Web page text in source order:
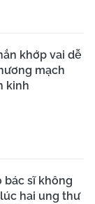
khớp vai dễ
mạch
kinh
bác sĩ không
hai ung thư